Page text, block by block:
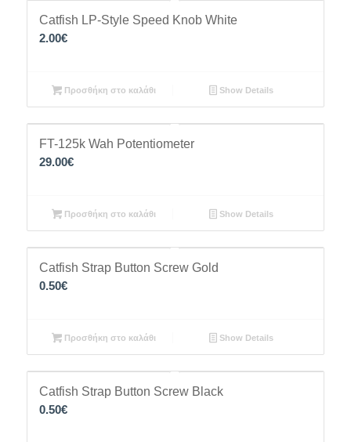
Catfish LP-Style Speed Knob White
2.00€
Προσθήκη στο καλάθι Show Details
FT-125k Wah Potentiometer
29.00€
Προσθήκη στο καλάθι Show Details
Catfish Strap Button Screw Gold
0.50€
Προσθήκη στο καλάθι Show Details
Catfish Strap Button Screw Black
0.50€